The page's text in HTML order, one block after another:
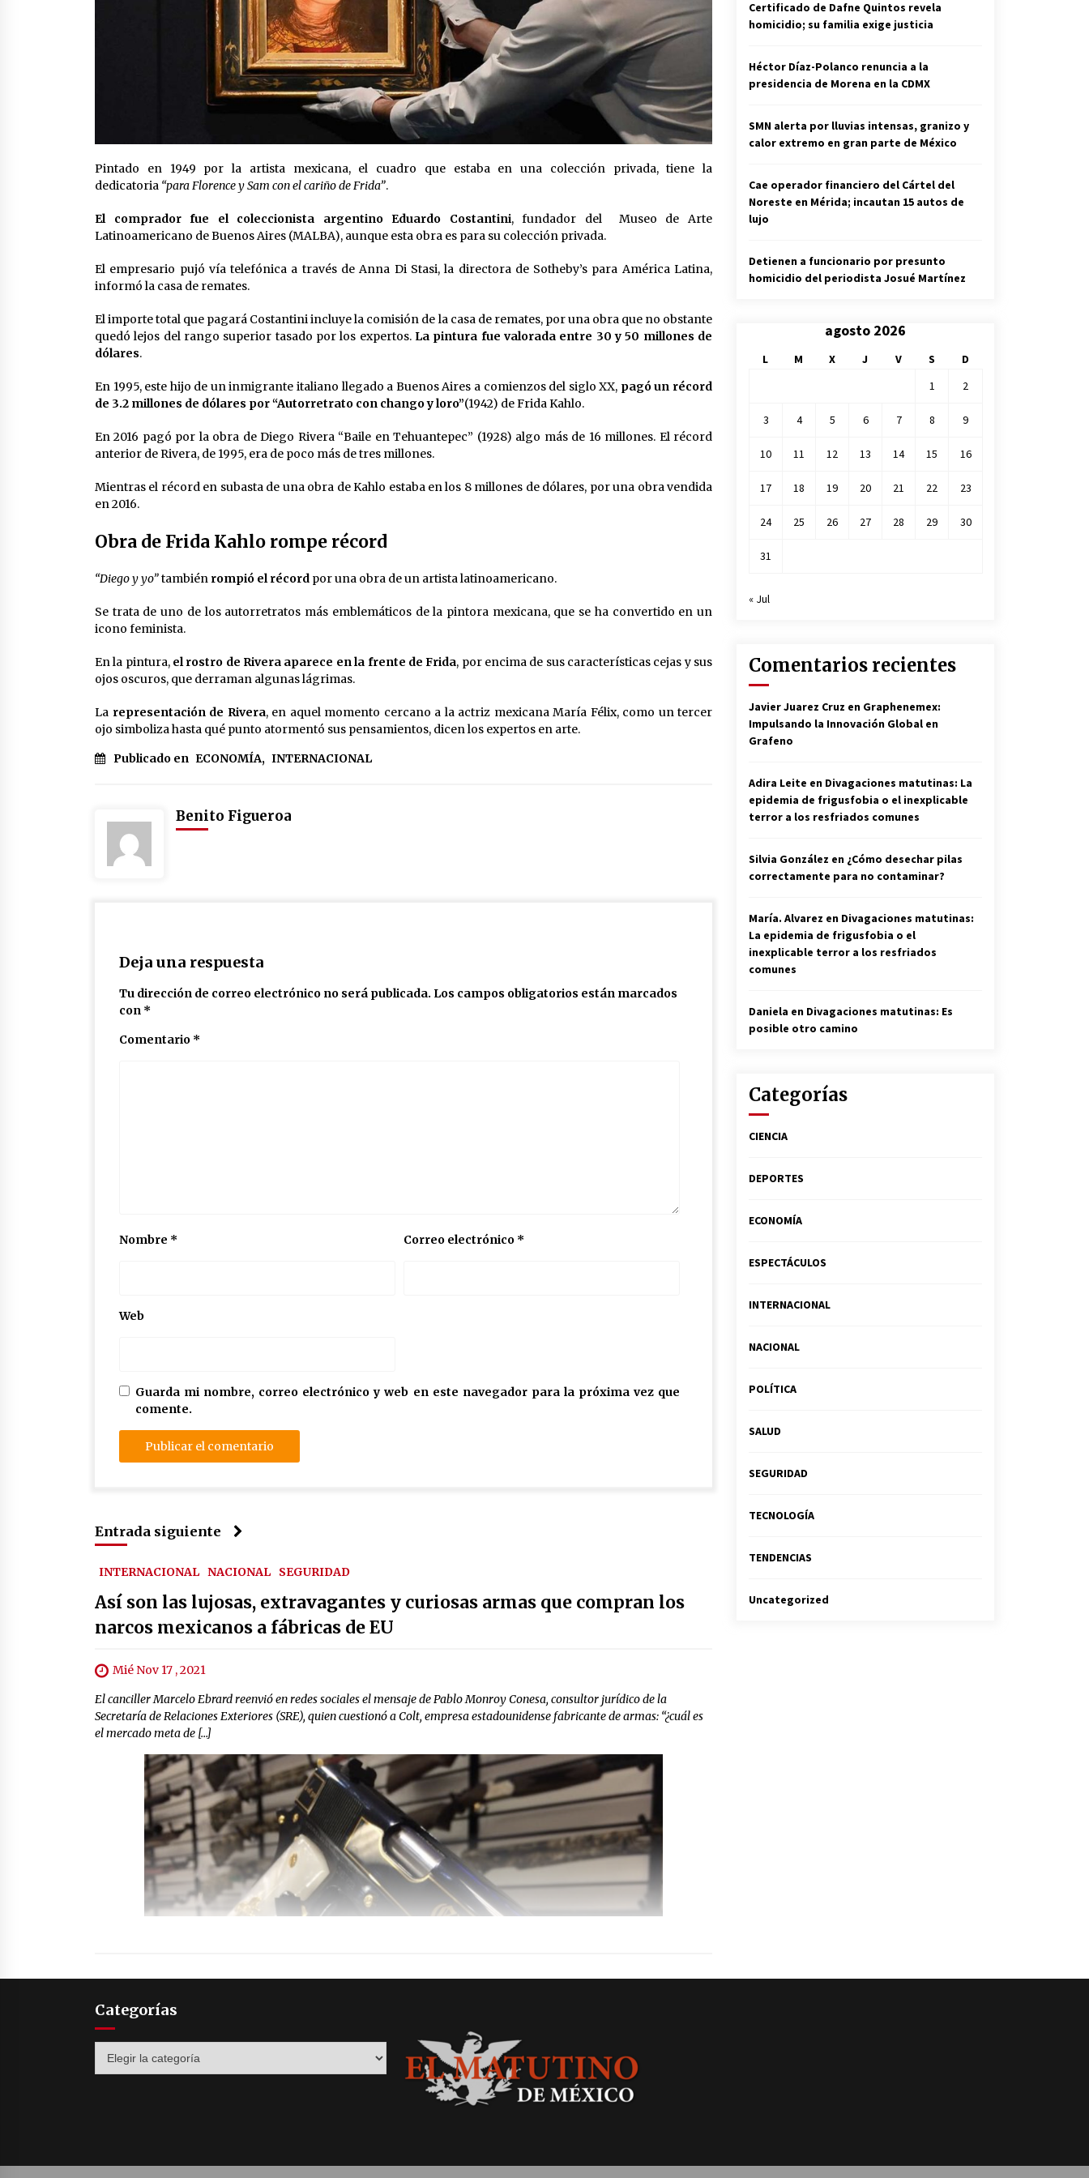
Pintado en 1949 por la artista mexicana, el cuadro que estaba en una colección privada, tiene la
dedicatoria “para Florence y Sam con el cariño de Frida”.
El comprador fue el coleccionista argentino Eduardo Costantini, fundador del Museo de Arte
Latinoamericano de Buenos Aires (MALBA), aunque esta obra es para su colección privada.
El empresario pujó vía telefónica a través de Anna Di Stasi, la directora de Sotheby’s para América Latina,
informó la casa de remates.
El importe total que pagará Costantini incluye la comisión de la casa de remates, por una obra que no obstante
quedó lejos del rango superior tasado por los expertos. La pintura fue valorada entre 30 y 50 millones de
dólares.
En 1995, este hijo de un inmigrante italiano llegado a Buenos Aires a comienzos del siglo XX, pagó un récord
de 3.2 millones de dólares por “Autorretrato con chango y loro”(1942) de Frida Kahlo.
En 2016 pagó por la obra de Diego Rivera “Baile en Tehuantepec” (1928) algo más de 16 millones. El récord
anterior de Rivera, de 1995, era de poco más de tres millones.
Mientras el récord en subasta de una obra de Kahlo estaba en los 8 millones de dólares, por una obra vendida
en 2016.
Obra de Frida Kahlo rompe récord
“Diego y yo”también rompió el récord por una obra de un artista latinoamericano.
Se trata de uno de los autorretratos más emblemáticos de la pintora mexicana, que se ha convertido en un
icono feminista.
En la pintura, el rostro de Rivera aparece en la frente de Frida, por encima de sus características cejas y sus
ojos oscuros, que derraman algunas lágrimas.
La representación de Rivera, en aquel momento cercano a la actriz mexicana María Félix, como un tercer
ojo simboliza hasta qué punto atormentó sus pensamientos, dicen los expertos en arte.
Publicado en ECONOMÍA, INTERNACIONAL
Benito Figueroa
Deja una respuesta
Tu dirección de correo electrónico no será publicada. Los campos obligatorios están marcados
con *
Comentario *
Nombre * Correo electrónico *
Web
Guarda mi nombre, correo electrónico y web en este navegador para la próxima vez que
comente.
Entrada siguiente
INTERNACIONAL NACIONAL SEGURIDAD
Así son las lujosas, extravagantes y curiosas armas que compran los
narcos mexicanos a fábricas de EU
Mié Nov 17 , 2021
El canciller Marcelo Ebrard reenvió en redes sociales el mensaje de Pablo Monroy Conesa, consultor jurídico de la
Secretaría de Relaciones Exteriores (SRE), quien cuestionó a Colt, empresa estadounidense fabricante de armas: “¿cuál es
el mercado meta de […]
Certificado de Dafne Quintos revela
homicidio; su familia exige justicia
Héctor Díaz-Polanco renuncia a la
presidencia de Morena en la CDMX
SMN alerta por lluvias intensas, granizo y
calor extremo en gran parte de México
Cae operador financiero del Cártel del
Noreste en Mérida; incautan 15 autos de
lujo
Detienen a funcionario por presunto
homicidio del periodista Josué Martínez
agosto 2026
L M X J V S
D
1
2
3 4 5 6 7 8 9
10 11 12 13 14 15 16
17 18 19 20 21 22 23
24 25 26 27 28 29 30
31
« Jul
Comentarios recientes
Javier Juarez Cruz en Graphenemex:
Impulsando la Innovación Global en
Grafeno
Adira Leite en Divagaciones matutinas: La
epidemia de frigusfobia o el inexplicable
terror a los resfriados comunes
Silvia González en ¿Cómo desechar pilas
correctamente para no contaminar?
María. Alvarez en Divagaciones matutinas:
La epidemia de frigusfobia o el
inexplicable terror a los resfriados
comunes
Daniela en Divagaciones matutinas: Es
posible otro camino
Categorías
CIENCIA
DEPORTES
ECONOMÍA
ESPECTÁCULOS
INTERNACIONAL
NACIONAL
POLÍTICA
SALUD
SEGURIDAD
TECNOLOGÍA
TENDENCIAS
Uncategorized
Categorías